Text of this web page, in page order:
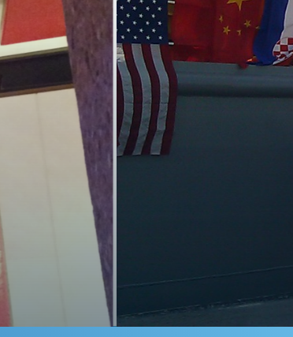
evenement heb ik
een aanrader! Alles